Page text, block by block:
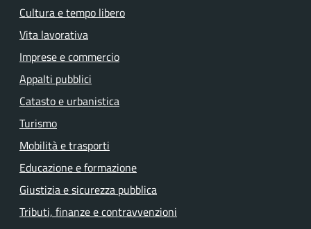
Cultura e tempo libero
Vita lavorativa
Imprese e commercio
Appalti pubblici
Catasto e urbanistica
Turismo
Mobilità e trasporti
Educazione e formazione
Giustizia e sicurezza pubblica
Tributi, finanze e contravvenzioni